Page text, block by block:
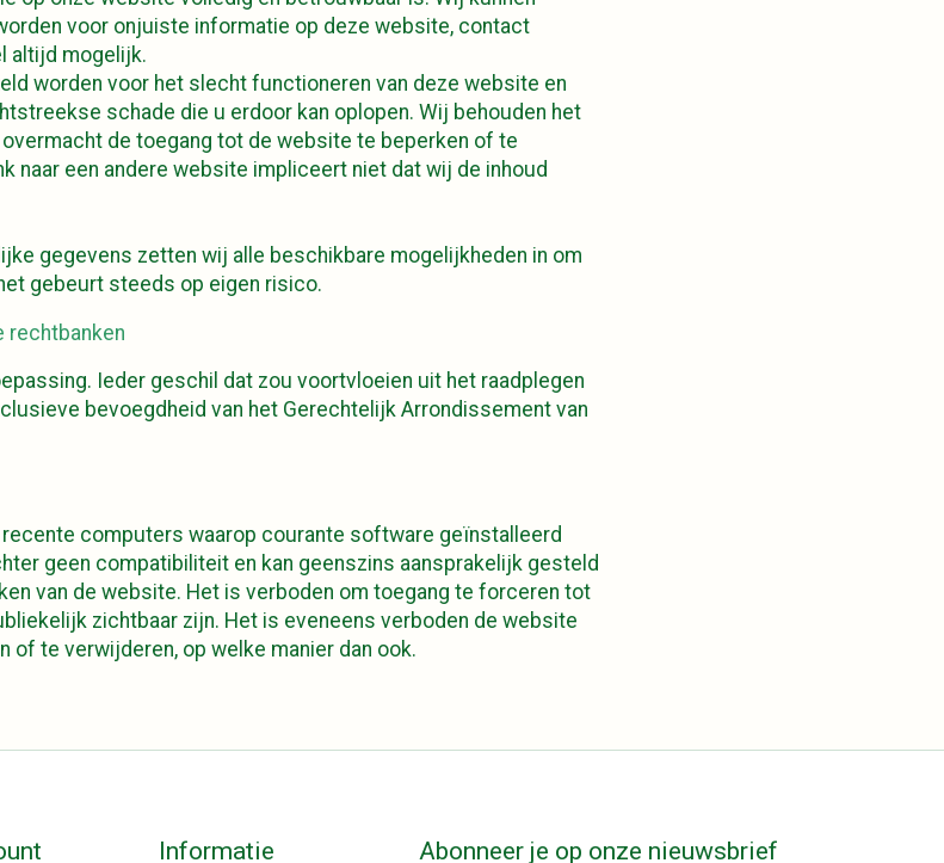
voor onjuiste informatie op deze website, contact
altijd mogelijk.
worden voor het slecht functioneren van deze website en
schade die u erdoor kan oplopen. Wij behouden het
de toegang tot de website te beperken of te
naar een andere website impliceert niet dat wij de inhoud
gegevens zetten wij alle beschikbare mogelijkheden in om
gebeurt steeds op eigen risico.
rechtbanken
Ieder geschil dat zou voortvloeien uit het raadplegen
bevoegdheid van het Gerechtelijk Arrondissement van
computers waarop courante software geïnstalleerd
geen compatibiliteit en kan geenszins aansprakelijk gesteld
van de website. Het is verboden om toegang te forceren tot
zichtbaar zijn. Het is eveneens verboden de website
of te verwijderen, op welke manier dan ook.
Informatie Abonneer je op onze nieuwsbrief